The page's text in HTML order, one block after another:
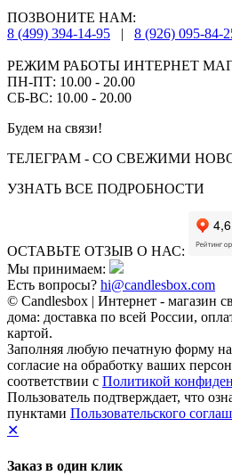
ПОЗВОНИТЕ НАМ:
8 (499) 394-14-95
| 8 (926) 095-84-
РЕЖИМ РАБОТЫ ИНТЕРНЕТ
ПН-ПТ: 10.00 - 20.00
СБ-ВС: 10.00 - 20.00
Будем на связи!
ТЕЛЕГРАМ - СО СВЕЖИМИ
УЗНАТЬ ВСЕ ПОДРОБНОСТИ
ОСТАВЬТЕ ОТЗЫВ О НАС:
Мы принимаем:
Есть вопросы? hi@candlesbox.com
© Candlesbox | Интернет - магазин
дома: доставка по всей России,
картой.
Заполняя любую печатную форму
согласие на обработку ваших
соответствии с Политикой
Пользователь подтверждает, что
пунктами Пользовательского
✕
Заказ в один клик